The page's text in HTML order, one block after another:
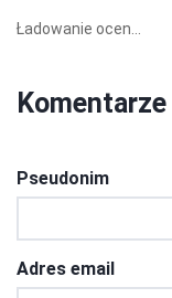
Ładowanie ocen...
Komentarze
Pseudonim
Adres email